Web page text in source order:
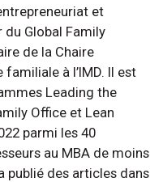
et
Global Family
de la Chaire
à l’IMD. Il est
Leading the
Office et Lean
parmi les 40
au MBA de moins
publié des articles dans